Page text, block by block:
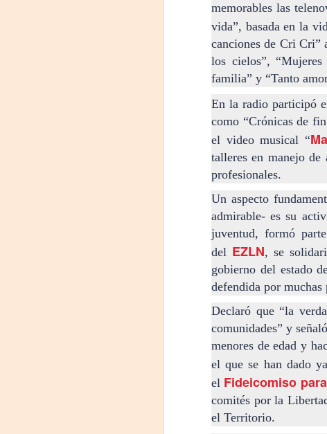
memorables las
vida”, basada en la
canciones de Cri Cri”
los cielos”,
familia” y “Tanto
En la radio participó
como “Crónicas de
el video musical “
talleres en manejo
profesionales.
Un aspecto
admirable- es su
juventud, formó
del EZLN, se
gobierno del estado
defendida por
Declaró que “la
comunidades” y
menores de edad y
el que se han dado
el Fideicomiso
comités por la
el Territorio.
📌
Dia
—
sua
más
AUG
1
Tu